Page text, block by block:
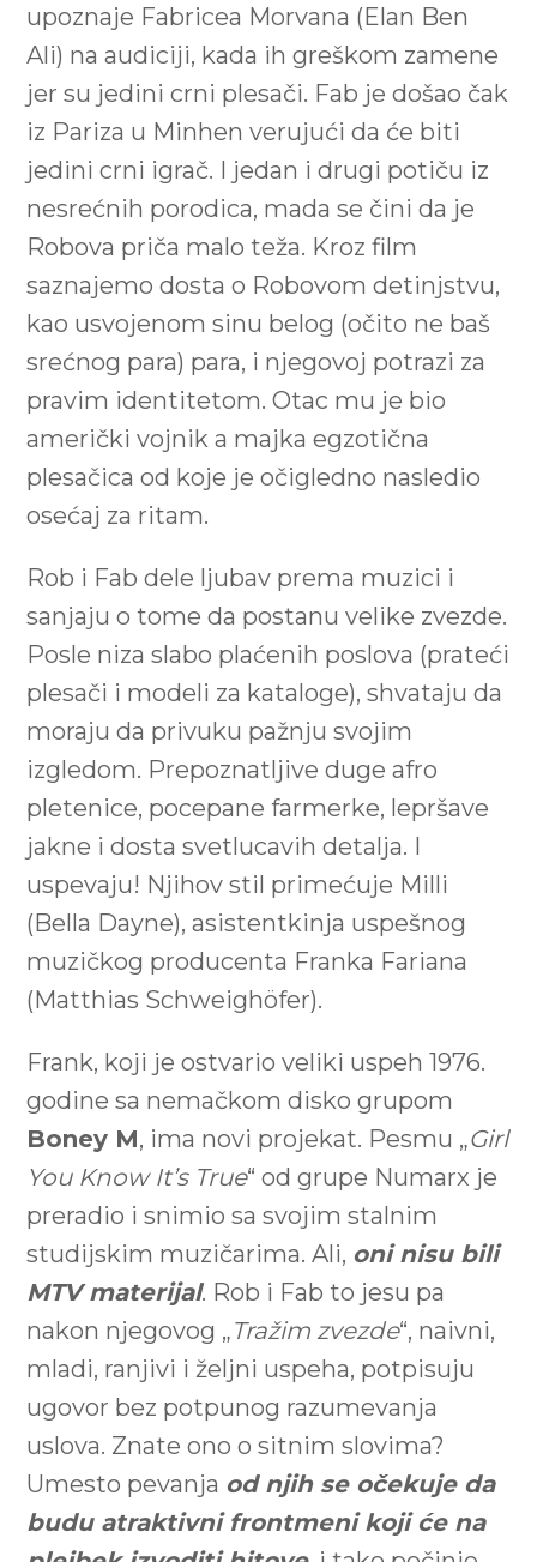
upoznaje Fabricea Morvana (Elan Ben
Ali) na audiciji, kada ih greškom zamene
jer su jedini crni plesači. Fab je došao čak
iz Pariza u Minhen verujući da će biti
jedini crni igrač. I jedan i drugi potiču iz
nesrećnih porodica, mada se čini da je
Robova priča malo teža. Kroz film
saznajemo dosta o Robovom detinjstvu,
kao usvojenom sinu belog (očito ne baš
srećnog para) para, i njegovoj potrazi za
pravim identitetom. Otac mu je bio
američki vojnik a majka egzotična
plesačica od koje je očigledno nasledio
osećaj za ritam.
Rob i Fab dele ljubav prema muzici i
sanjaju o tome da postanu velike zvezde.
Posle niza slabo plaćenih poslova (prateći
plesači i modeli za kataloge), shvataju da
moraju da privuku pažnju svojim
izgledom. Prepoznatljive duge afro
pletenice, pocepane farmerke, lepršave
jakne i dosta svetlucavih detalja. I
uspevaju! Njihov stil primećuje Milli
(Bella Dayne), asistentkinja uspešnog
muzičkog producenta Franka Fariana
(Matthias Schweighöfer).
Frank, koji je ostvario veliki uspeh 1976.
godine sa nemačkom disko grupom
Boney M, ima novi projekat. Pesmu „Girl
You Know It’s True“ od grupe Numarx je
preradio i snimio sa svojim stalnim
studijskim muzičarima. Ali, oni nisu bili
MTV materijal. Rob i Fab to jesu pa
nakon njegovog „Tražim zvezde“, naivni,
mladi, ranjivi i željni uspeha, potpisuju
ugovor bez potpunog razumevanja
uslova. Znate ono o sitnim slovima?
Umesto pevanja od njih se očekuje da
budu atraktivni frontmeni koji će na